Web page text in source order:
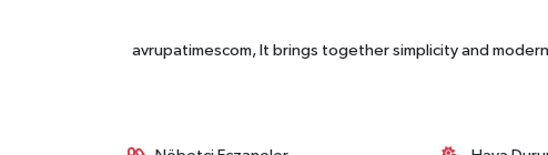
avrupatimescom, It brings together simplicity and